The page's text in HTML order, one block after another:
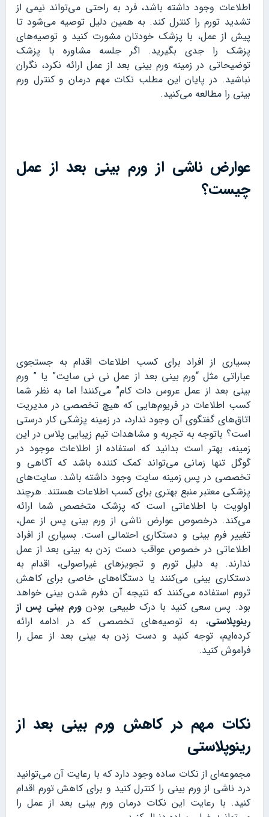
اطلاعات وجود داشته باشد، فرد به راحتی می‌تواند نیمی از
تشدید تورم را کنترل کند. به همین دلیل توصیه می‌شود تا
پیش از عمل، با پزشک خودتان مشورت کنید و توصیه‌های
پزشک را جدی بگیرید. اگر جلسه مشاوره با پزشک
توضیحاتی در زمینه ورم بینی بعد از عمل ارائه نکرد، نگران
نباشید. در پایان این مطلب نکات مهم درمان و کنترل ورم
بینی را مطالعه می‌کنید.
عوارض ناشی از ورم بینی بعد از عمل
چیست؟
بسیاری از افراد برای کسب اطلاعات اقدام به جستجوی
عباراتی مثل “ورم بینی بعد از عمل نی نی سایت” یا ” ورم
بینی بعد از عمل عروس دات کام” می‌کنند! اما به نظر شما
کسب اطلاعات در فریوم‌هایی که هیچ تخصصی در مدیریت
اتاق‌های گفتگوی آن وجود ندارد، در زمینه پزشکی کار درستی
است؟ باتوجه به تجربه و مشاهدات تیم زیبایی پلاس در این
زمینه، بهتر است بدانید که استفاده از اطلاعات موجود در
گوگل تنها زمانی می‌تواند کمک کننده باشد که آگاهی و
تخصصی در پس زمینه سایت وجود داشته باشد. سایت‌های
پزشکی معتبر منبع بهتری برای کسب اطلاعات هستند. هرچند
اولویت با اطلاعاتی است که پزشک متخصص شما ارائه
می‌کند. درخصوص عوارض ناشی از ورم بینی پس از عمل،
تغییر فرم بینی و دستکاری احتمالی است. بسیاری از افراد
اطلاعاتی در خصوص عواقب دست زدن به بینی بعد از عمل
ندارند. به دلیل تورم و تجویزهای غیراصولی، اقدام به
دستکاری بینی می‌کنند یا دستگاه‌های خاصی برای کاهش
تروم استفاده می‌کنند که نتیجه آن دفرم شدن بینی خواهد
بود. پس سعی کنید با درک طبیعی بودن ورم بینی پس از
رینوپلاستی، به توصیه‌های تخصصی که در ادامه ارائه
کرده‌ایم، توجه کنید و دست زدن به بینی بعد از عمل را
فراموش کنید.
نکات مهم در کاهش ورم بینی بعد از
رینوپلاستی
مجموعه‌ای از نکات ساده وجود دارد که با رعایت آن می‌توانید
درد ناشی از ورم بینی را کنترل کنید و برای کاهش تورم اقدام
کنید. با رعایت این نکات درمان ورم بینی بعد از عمل را